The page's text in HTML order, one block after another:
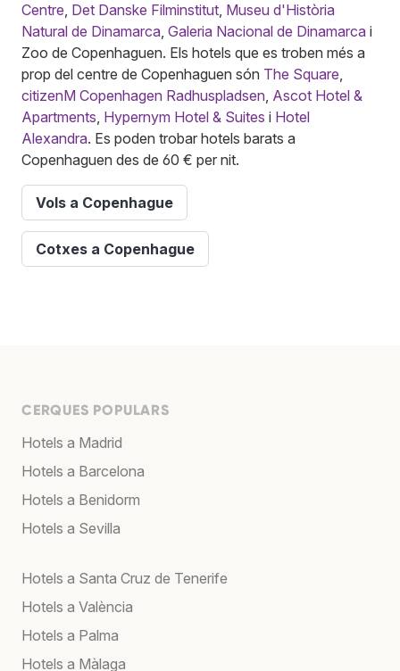
Centre, Det Danske Filminstitut, Museu d'Història
Natural de Dinamarca, Galeria Nacional de Dinamarca i
Zoo de Copenhaguen. Els hotels que es troben més a
prop del centre de Copenhaguen són The Square,
citizenM Copenhagen Radhuspladsen, Ascot Hotel &
Apartments, Hypernym Hotel & Suites i Hotel
Alexandra. Es poden trobar hotels barats a
Copenhaguen des de 60 € per nit.
Vols a Copenhague
Cotxes a Copenhague
CERQUES POPULARS
Hotels a Madrid
Hotels a Barcelona
Hotels a Benidorm
Hotels a Sevilla
Hotels a Santa Cruz de Tenerife
Hotels a València
Hotels a Palma
Hotels a Màlaga